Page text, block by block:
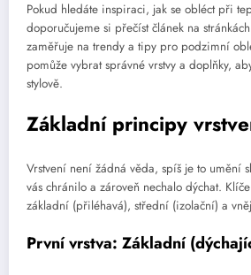
Pokud hledáte inspiraci, jak se obléct při
doporučujeme si přečíst článek na stránkách
zaměřuje na trendy a tipy pro podzimní
pomůže vybrat správné vrstvy a doplňky,
stylově.
Základní principy
Vrstvení není žádná věda, spíš je to umění
vás chránilo a zároveň nechalo dýchat.
základní (přiléhavá), střední (izolační) a
První vrstva: Základní